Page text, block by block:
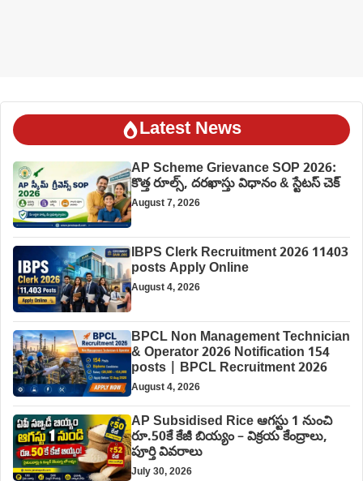
Latest News
AP Scheme Grievance SOP 2026:
కొత్త రూల్స్, దరఖాస్తు విధానం & స్టేటస్ చెక్
August 7, 2026
IBPS Clerk Recruitment 2026 11403
posts Apply Online
August 4, 2026
BPCL Non Management Technician
& Operator 2026 Notification 154
posts | BPCL Recruitment 2026
August 4, 2026
AP Subsidised Rice ఆగస్టు 1 నుంచి
రూ.50కే కేజీ బియ్యం – విక్రయ కేంద్రాలు,
పూర్తి వివరాలు
July 30, 2026